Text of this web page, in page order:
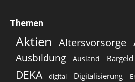
Themen
Aktien Altersvorsorge
Ausbildung Ausland Bargeld
DEKA digital Digitalisierung